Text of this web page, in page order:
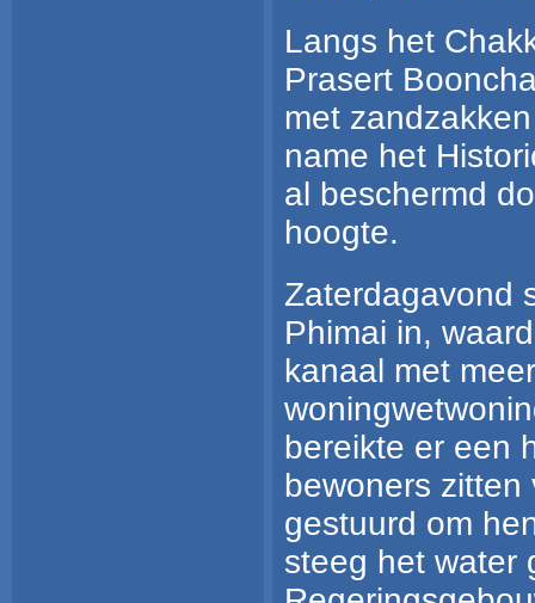
Langs het
Prasert
met
name het
al beschermd
hoogte.
Zaterdagavond
Phimai in,
kanaal met
bereikte er een
bewoners
gestuurd om
steeg het water